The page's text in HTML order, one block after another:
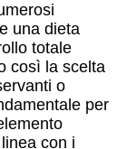
una dieta
totale
così la scelta
o
per
con i